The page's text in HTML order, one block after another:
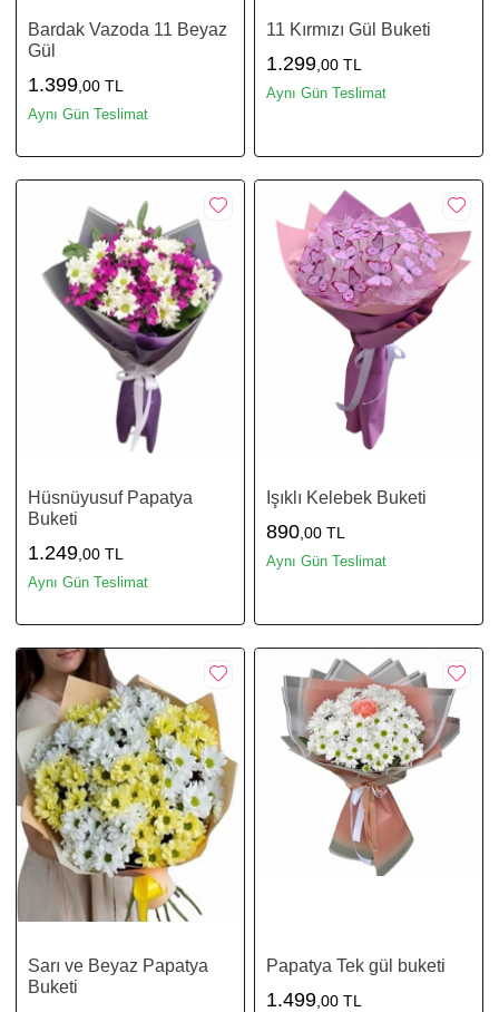
Bardak Vazoda 11 Beyaz
Gül
1.399 ,00 TL
Aynı Gün Teslimat
11 Kırmızı Gül Buketi
1.299 ,00 TL
Aynı Gün Teslimat
Hüsnüyusuf Papatya
Buketi
1.249 ,00 TL
Aynı Gün Teslimat
Işıklı Kelebek Buketi
890 ,00 TL
Aynı Gün Teslimat
Sarı ve Beyaz Papatya
Buketi
Papatya Tek gül buketi
1.499 ,00 TL